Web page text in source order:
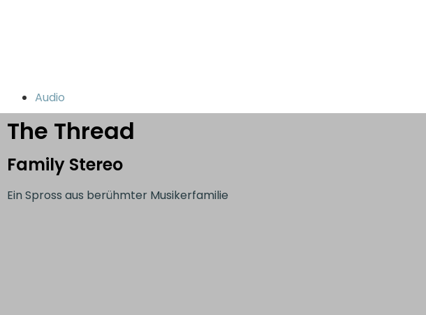
Audio
The Thread
Family Stereo
Ein Spross aus berühmter Musikerfamilie